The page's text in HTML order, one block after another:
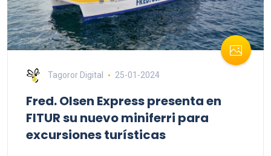
Tagoror Digital 25-01-2024
Fred. Olsen Express presenta en
FITUR su nuevo miniferri para
excursiones turísticas